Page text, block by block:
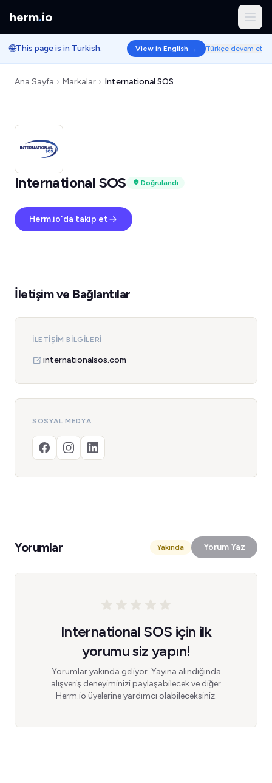
herm.io
🌐This page is in Turkish. View in English → Türkçe devam et
Ana Sayfa Markalar International SOS
International SOS Doğrulandı
Herm.io'da takip et
İletişim ve Bağlantılar
İLETIŞIM BILGILERI
internationalsos.com
SOSYAL MEDYA
Yorumlar Yakında Yorum Yaz
International SOS için ilk
yorumu siz yapın!
Yorumlar yakında geliyor. Yayına alındığında
alışveriş deneyiminizi paylaşabilecek ve diğer
Herm.io üyelerine yardımcı olabileceksiniz.